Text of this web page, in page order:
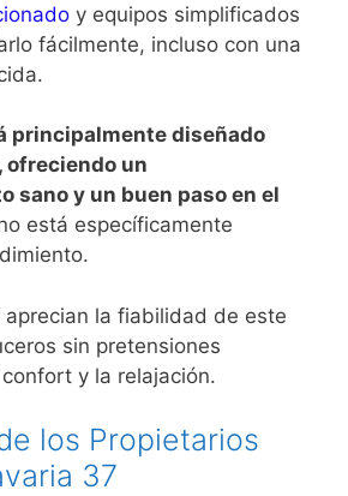
y equipos simplificados
fácilmente, incluso con una
principalmente diseñado
ofreciendo un
sano y un buen paso en el
está específicamente
aprecian la fiabilidad de este
sin pretensiones
y la relajación.
los Propietarios
37